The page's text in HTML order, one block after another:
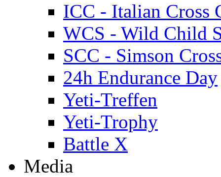
ICC - Italian Cross
WCS - Wild Child
SCC - Simson
24h Endurance Day
Yeti-Treffen
Yeti-Trophy
Battle X
Media